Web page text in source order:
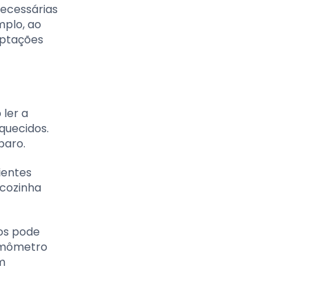
ao
ler a
pode